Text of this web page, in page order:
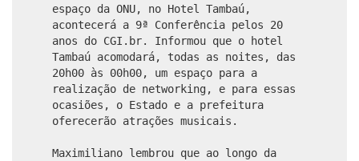
espaço da ONU, no Hotel Tambaú,
acontecerá a 9ª Conferência pelos 20
anos do CGI.br. Informou que o hotel
Tambaú acomodará, todas as noites, das
20h00 às 00h00, um espaço para a
realização de networking, e para essas
ocasiões, o Estado e a prefeitura
oferecerão atrações musicais.
Maximiliano lembrou que ao longo da